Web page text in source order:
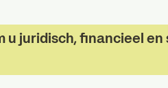
u juridisch, financieel en